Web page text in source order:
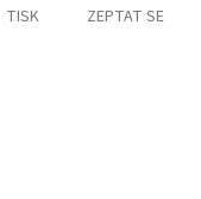
TISK ZEPTAT SE